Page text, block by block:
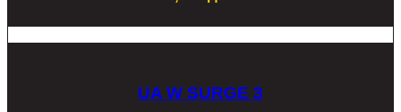
UA W SURGE 3